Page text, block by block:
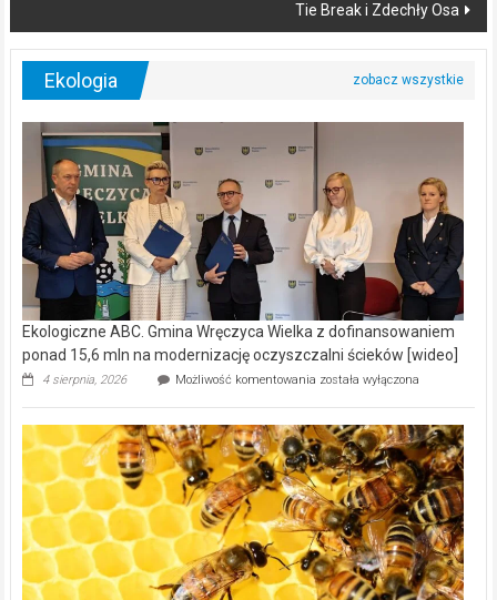
Tie Break i Zdechły Osa
Ekologia
Ekologiczne ABC. Gmina Wręczyca Wielka z dofinansowaniem
ponad 15,6 mln na modernizację oczyszczalni ścieków [wideo]
4 sierpnia, 2026 Możliwość komentowania Ekologiczne
Wręczyca
Wielka
z
dofinansowaniem
ponad
15,6
mln
na
modernizację
oczyszczalni
została wyłączona